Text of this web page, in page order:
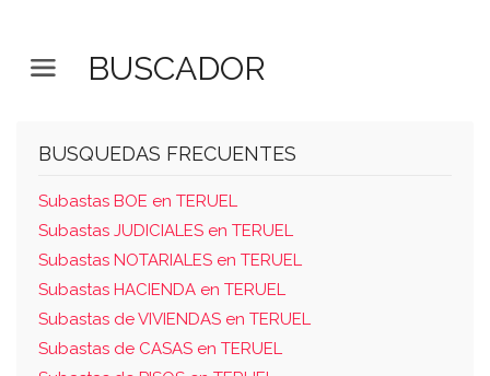
BUSCADOR
BUSQUEDAS FRECUENTES
Subastas BOE en TERUEL
Subastas JUDICIALES en TERUEL
Subastas NOTARIALES en TERUEL
Subastas HACIENDA en TERUEL
Subastas de VIVIENDAS en TERUEL
Subastas de CASAS en TERUEL